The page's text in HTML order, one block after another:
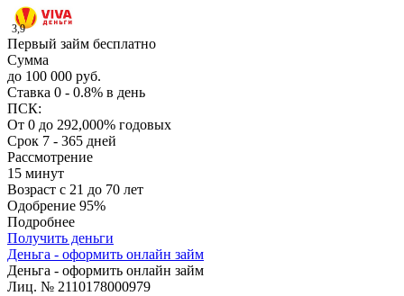
3,9
Первый займ бесплатно
Сумма
до 100 000 руб.
Ставка 0 - 0.8% в день
ПСК:
От 0 до 292,000% годовых
Срок 7 - 365 дней
Рассмотрение
15 минут
Возраст с 21 до 70 лет
Одобрение 95%
Подробнее
Получить деньги
Деньга - оформить онлайн займ
Деньга - оформить онлайн займ
Лиц. № 2110178000979